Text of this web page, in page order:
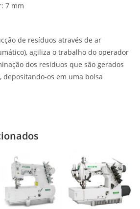
7 mm
de resíduos através de ar
agiliza o trabalho do operador
dos resíduos que são gerados
depositando-os em uma bolsa